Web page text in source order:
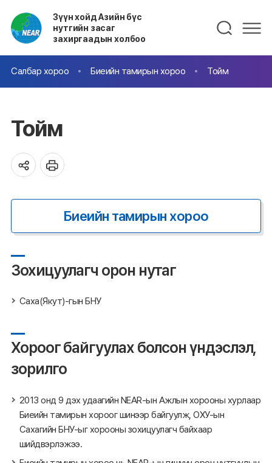
Зүүн хойд Азийн бүс
нутгийн засаг
захиргаадын холбоо
Салбар хороо Биеийн тамирын хороо Тойм
Тойм
Биеийн тамирын хороо
Зохицуулагч орон нутаг
Саха(Якут)-гын БНУ
Хороог байгуулах болсон үндэслэл,
зорилго
2013 онд 9 дэх удаагийн NEAR-ын Ажлын хорооны хурлаар
Биеийн тамирын хороог шинээр байгуулж, ОХУ-ын
Сахагийн БНУ-ыг хорооны зохицуулагч байхаар
шийдвэрлэжээ.